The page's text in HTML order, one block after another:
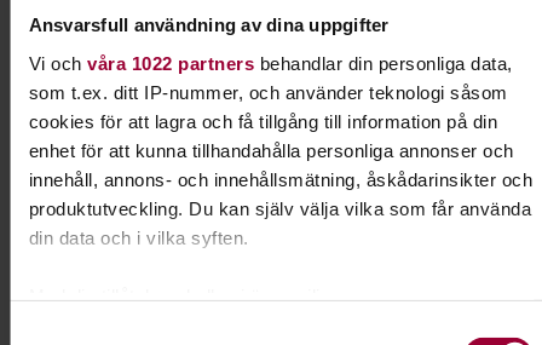
Ansvarsfull användning av dina uppgifter
Vi och våra 1022 partnersbehandlar din personliga data,
som t.ex. ditt IP-nummer, och använder teknologi såsom
cookies för att lagra och få tillgång till information på din
enhet för att kunna tillhandahålla personliga annonser och
innehåll, annons- och innehållsmätning, åskådarinsikter och
produktutveckling. Du kan själv välja vilka som får använda
din data och i vilka syften.
Eller kanske en katt eller ett annat husdjur?
Grattis! Det finns massor av roliga saker du kan
lära dig tillsammans med andra djurägare.
Läs mer om ämnet
Liknande kurser inomHund &